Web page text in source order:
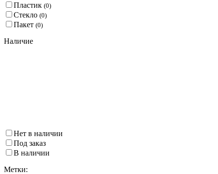
Пластик (0)
Стекло (0)
Пакет (0)
Наличие
Нет в наличии
Под заказ
В наличии
Метки: